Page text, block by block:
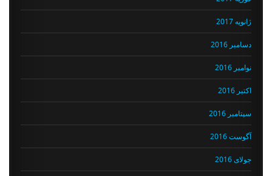
ژانویه 2017
دسامبر 2016
نوامبر 2016
اکتبر 2016
سپتامبر 2016
آگوست 2016
جولای 2016